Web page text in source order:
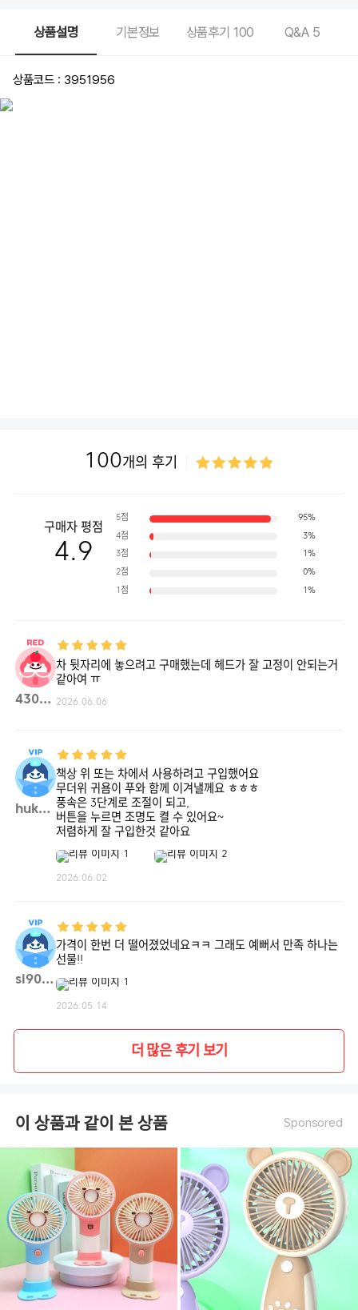
상품설명 기본정보 상품후기 100 Q&A 5
상품코드 : 3951956
100개의 후기
구매자 평점
4.9
5점 95%
4점 3%
3점 1%
2점 0%
1점 1%
430dm**
차 뒷자리에 놓으려고 구매했는데 헤드가 잘 고정이 안되는거
같아여 ㅠ
2026.06.06
huke**
책상 위 또는 차에서 사용하려고 구입했어요
무더위 귀욤이 푸와 함께 이겨낼께요 ㅎㅎㅎ
풍속은 3단계로 조절이 되고,
버튼을 누르면 조명도 켤 수 있어요~
저렴하게 잘 구입한것 같아요
2026.06.02
si900**
가격이 한번 더 떨어졌었네요ㅋㅋ 그래도 예뻐서 만족 하나는
선물!!
2026.05.14
더 많은 후기 보기
이 상품과 같이 본 상품 Sponsored